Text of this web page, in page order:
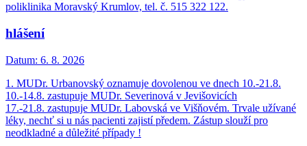
poliklinika Moravský Krumlov, tel. č. 515 322 122.
hlášení
Datum: 6. 8. 2026
1. MUDr. Urbanovský oznamuje dovolenou ve dnech 10.-21.8.
10.-14.8. zastupuje MUDr. Severinová v Jevišovicích
17.-21.8. zastupuje MUDr. Labovská ve Višňovém. Trvale užívané
léky, nechť si u nás pacienti zajistí předem. Zástup slouží pro
neodkladné a důležité případy !